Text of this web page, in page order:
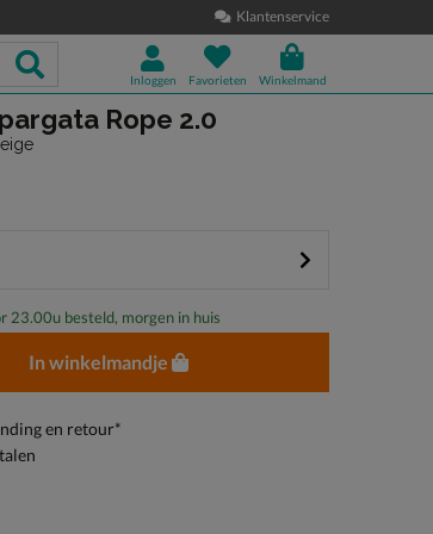
Klantenservice
Inloggen Favorieten Winkelmand
Rope 2.0
23.00u besteld, morgen in huis
In winkelmandje
en retour*